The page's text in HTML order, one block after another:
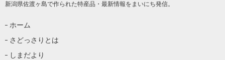
新潟県佐渡ヶ島で作られた特産品・最新情報をまいにち発信。
ホーム
さどっさりとは
しまだより